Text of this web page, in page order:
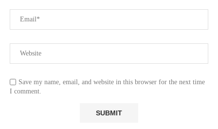
Save my name, email, and website in this browser for the next time
I comment.